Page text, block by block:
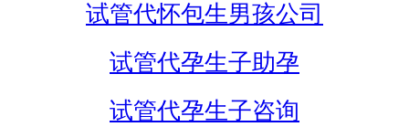
试管代怀包生男孩公司
试管代孕生子助孕
试管代孕生子咨询